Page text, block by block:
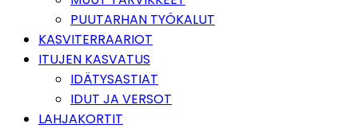
PUUTARHAN TYÖKALUT
KASVITERRAARIOT
ITUJEN KASVATUS
IDÄTYSASTIAT
IDUT JA VERSOT
LAHJAKORTIT